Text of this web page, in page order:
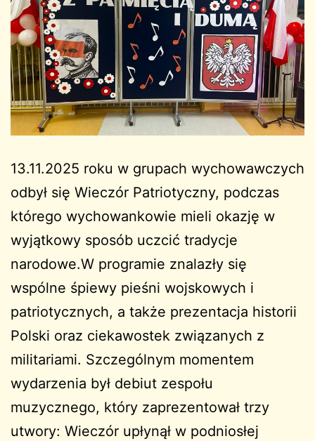
13.11.2025 roku w grupach wychowawczych
odbył się Wieczór Patriotyczny, podczas
którego wychowankowie mieli okazję w
wyjątkowy sposób uczcić tradycje
narodowe.W programie znalazły się
wspólne śpiewy pieśni wojskowych i
patriotycznych, a także prezentacja historii
Polski oraz ciekawostek związanych z
militariami. Szczególnym momentem
wydarzenia był debiut zespołu
muzycznego, który zaprezentował trzy
utwory: Wieczór upłynął w podniosłej